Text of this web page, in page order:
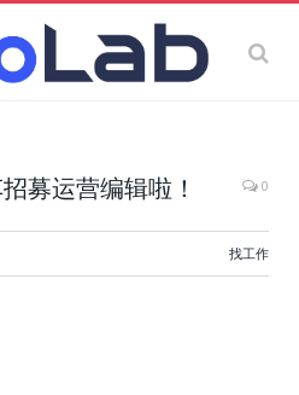
募运营编辑啦！ 0
找工作